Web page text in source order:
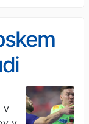
v